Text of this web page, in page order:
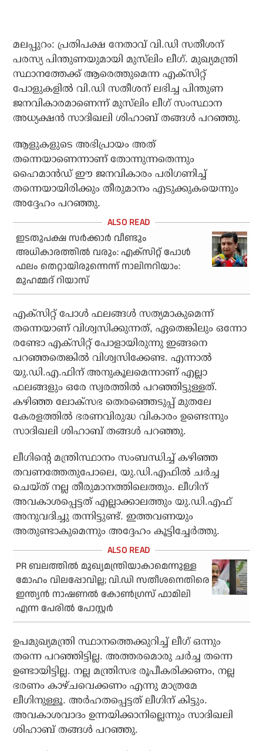
മലപ്പുറം: പ്രതിപക്ഷ നേതാവ് വി.ഡി സതീശന്
പരസ്യ പിന്തുണയുമായി മുസ്‌ലിം ലീഗ്. മുഖ്യമന്ത്രി
സ്ഥാനത്തേക്ക് ആരെത്തുമെന്ന എക്‌സിറ്റ്
പോളുകളില്‍ വി.ഡി സതീശന് ലഭിച്ച പിന്തുണ
ജനവികാരമാണെന്ന് മുസ്‌ലിം ലീഗ് സംസ്ഥാന
അധ്യക്ഷന്‍ സാദിഖലി ശിഹാബ് തങ്ങള്‍ പറഞ്ഞു.
ആളുകളുടെ അഭിപ്രായം അത്
തന്നെയാണെന്നാണ് തോന്നുന്നതെന്നും
ഹൈമാന്‍ഡ് ഈ ജനവികാരം പരിഗണിച്ച്
തന്നെയായിരിക്കും തീരുമാനം എടുക്കുകയെന്നും
അദ്ദേഹം പറഞ്ഞു.
ഇടതുപക്ഷ സര്‍ക്കാര്‍ വീണ്ടും
അധികാരത്തില്‍ വരും: എക്‌സിറ്റ് പോള്‍
ഫലം തെറ്റായിരുന്നെന്ന് നാലിനറിയാം:
മുഹമ്മദ് റിയാസ്
എക്സിറ്റ് പോള്‍ ഫലങ്ങള്‍ സത്യമാകുമെന്ന്
തന്നെയാണ് വിശ്വസിക്കുന്നത്, ഏതെങ്കിലും ഒന്നോ
രണ്ടോ എക്സിറ്റ് പോളായിരുന്നു ഇങ്ങനെ
പറഞ്ഞതെങ്കില്‍ വിശ്വസിക്കേണ്ട. എന്നാല്‍
യു.ഡി.എ.ഫിന് അനുകൂലമെന്നാണ് എല്ലാ
ഫലങ്ങളും ഒരേ സ്വരത്തില്‍ പറഞ്ഞിട്ടുള്ളത്.
കഴിഞ്ഞ ലോക്സഭ തെരഞ്ഞെടുപ്പ് മുതലേ
കേരളത്തില്‍ ഭരണവിരുദ്ധ വികാരം ഉണ്ടെന്നും
സാദിഖലി ശിഹാബ് തങ്ങള്‍ പറഞ്ഞു.
ലീഗിന്റെ മന്ത്രിസ്ഥാനം സംബന്ധിച്ച് കഴിഞ്ഞ
തവണത്തേതുപോലെ, യു.ഡി.എഫില്‍ ചര്‍ച്ച
ചെയ്ത് നല്ല തീരുമാനത്തിലെത്തും. ലീഗിന്
അവകാശപ്പെട്ടത് എല്ലാക്കാലത്തും യു.ഡി.എഫ്
അനുവദിച്ചു തന്നിട്ടുണ്ട്. ഇത്തവണയും
അതുണ്ടാകുമെന്നും അദ്ദേഹം കൂട്ടിച്ചേര്‍ത്തു.
PR ബലത്തില്‍ മുഖ്യമന്ത്രിയാകാമെന്നുള്ള
മോഹം വിലപ്പോവില്ല; വി.ഡി സതീശനെതിരെ
ഇന്ത്യന്‍ നാഷണല്‍ കോണ്‍ഗ്രസ് ഫാമിലി
എന്ന പേരില്‍ പോസ്റ്റര്‍
ഉപമുഖ്യമന്ത്രി സ്ഥാനത്തെക്കുറിച്ച് ലീഗ് ഒന്നും
തന്നെ പറഞ്ഞിട്ടില്ല. അത്തരമൊരു ചര്‍ച്ച തന്നെ
ഉണ്ടായിട്ടില്ല. നല്ല മന്ത്രിസഭ രൂപീകരിക്കണം, നല്ല
ഭരണം കാഴ്ചവെക്കണം എന്നു മാത്രമേ
ലീഗിനുള്ളൂ. അര്‍ഹതപ്പെട്ടത് ലീഗിന് കിട്ടും.
അവകാശവാദം ഉന്നയിക്കാനില്ലെന്നും സാദിഖലി
ശിഹാബ് തങ്ങള്‍ പറഞ്ഞു.